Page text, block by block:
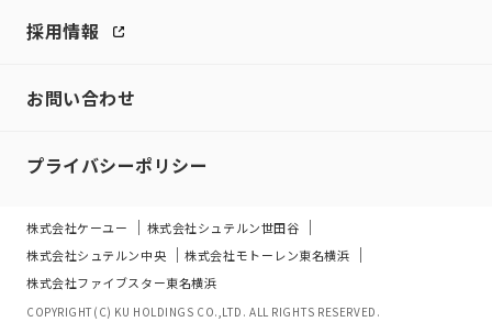
採用情報
お問い合わせ
プライバシーポリシー
株式会社ケーユー
株式会社シュテルン世田谷
株式会社シュテルン中央
株式会社モトーレン東名横浜
株式会社ファイブスター東名横浜
COPYRIGHT(C) KU HOLDINGS CO.,LTD. ALL RIGHTS RESERVED.